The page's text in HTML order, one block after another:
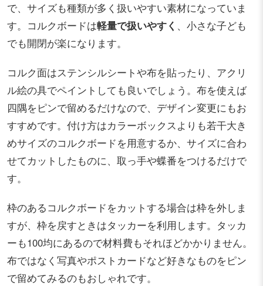
で、サイズも種類が多く扱いやすい素材になっていま
す。コルクボードは軽量で扱いやすく 、小さな子ども
でも開閉が楽になります。
コルク面はステンシルシートや布を貼ったり、アクリ
ル絵の具でペイントしても良いでしょう。布を使えば
四隅をピンで留めるだけなので、デザイン変更にもお
すすめです。付け方はカラーボックスよりも若干大き
めサイズのコルクボードを用意するか、サイズに合わ
せてカットしたものに、取っ手や蝶番をつけるだけで
す。
枠のあるコルクボードをカットする場合は枠を外しま
すが、枠を戻すときはタッカーを利用します。タッカ
ーも100均にあるので材料費もそれほどかかりません。
布ではなく写真やポストカードなど好きなものをピン
で留めてみるのもおしゃれです。